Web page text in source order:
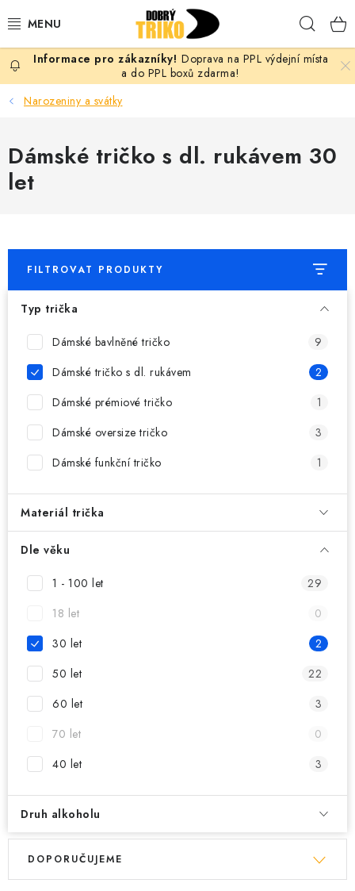
na
PRO ŽENY
PRO MUŽE
PRO DĚTI
DOPLŇKY
VLASTNÍ MOTIV
TRIČKA
OKAMŽITĚ K ODBĚRU
B2B
VÁNOCE
Časté otázky
Obchodní podmínky
Kontakty
Doprava na PPL výdejní místa
a do PPL boxů zdarma!
Narozeniny a svátky
Dámské tričko s dl. rukávem 30
let
FILTROVAT PRODUKTY
Typ trička
Dámské bavlněné tričko
9
Dámské tričko s dl. rukávem
2
Dámské prémiové tričko
1
Dámské oversize tričko
3
Dámské funkční tričko
1
Materiál trička
Dle věku
1 - 100 let
29
18 let
0
30 let
2
50 let
22
60 let
3
70 let
0
40 let
3
Druh alkoholu
V
Ř
DOPORUČUJEME